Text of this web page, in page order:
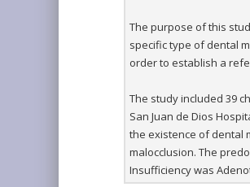
The purpose of this
specific type of dental
order to establish a
The study included 39
San Juan de Dios
the existence of dental
malocclusion. The
Insufficiency was